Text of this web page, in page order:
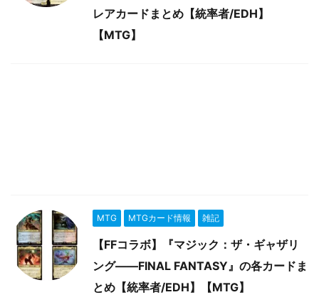
レアカードまとめ【統率者/EDH】
【MTG】
MTG MTGカード情報 雑記
【FFコラボ】『マジック：ザ・ギャザリ
ング――FINAL FANTASY』の各カードま
とめ【統率者/EDH】【MTG】